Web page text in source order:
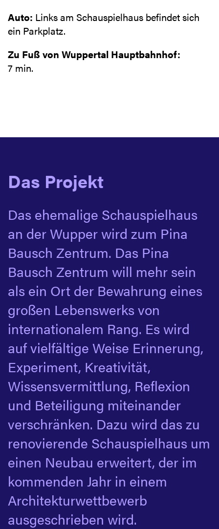
Auto: Links am Schauspielhaus befindet sich
ein Parkplatz.
Zu Fuß von Wuppertal Hauptbahnhof:
7 min.
Das Projekt
Das ehemalige Schauspielhaus
an der Wupper wird zum Pina
Bausch Zentrum. Das Pina
Bausch Zentrum will mehr sein
als ein Ort der Bewahrung eines
großen Lebenswerks von
internationalem Rang. Es wird
auf vielfältige Weise Erinnerung,
Experiment, Kreativität,
Wissensvermittlung, Reflexion
und Beteiligung miteinander
verschränken. Dazu wird das zu
renovierende Schauspielhaus um
einen Neubau erweitert, der im
kommenden Jahr in einem
Architekturwettbewerb
ausgeschrieben wird.